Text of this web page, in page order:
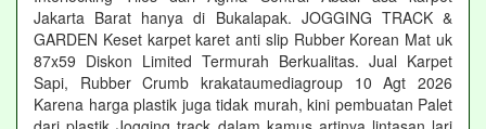
Jakarta Barat hanya di Bukalapak. JOGGING TRACK &
GARDEN Keset karpet karet anti slip Rubber Korean Mat uk
87x59 Diskon Limited Termurah Berkualitas. Jual Karpet
Sapi, Rubber Crumb krakataumediagroup 10 Agt 2026
Karena harga plastik juga tidak murah, kini pembuatan Palet